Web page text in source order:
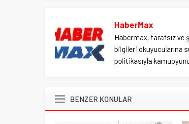
HaberMax
Habermax, tarafsız ve
bilgileri okuyucularına
politikasıyla
BENZER KONULAR